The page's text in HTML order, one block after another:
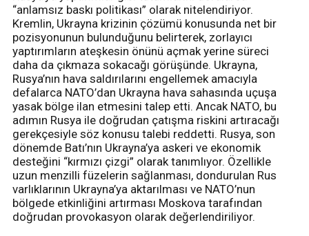
“anlamsız baskı politikası” olarak nitelendiriyor.
Kremlin, Ukrayna krizinin çözümü konusunda net bir
pozisyonunun bulunduğunu belirterek, zorlayıcı
yaptırımların ateşkesin önünü açmak yerine süreci
daha da çıkmaza sokacağı görüşünde. Ukrayna,
Rusya’nın hava saldırılarını engellemek amacıyla
defalarca NATO’dan Ukrayna hava sahasında uçuşa
yasak bölge ilan etmesini talep etti. Ancak NATO, bu
adımın Rusya ile doğrudan çatışma riskini artıracağı
gerekçesiyle söz konusu talebi reddetti. Rusya, son
dönemde Batı’nın Ukrayna’ya askeri ve ekonomik
desteğini “kırmızı çizgi” olarak tanımlıyor. Özellikle
uzun menzilli füzelerin sağlanması, dondurulan Rus
varlıklarının Ukrayna’ya aktarılması ve NATO’nun
bölgede etkinliğini artırması Moskova tarafından
doğrudan provokasyon olarak değerlendiriliyor.